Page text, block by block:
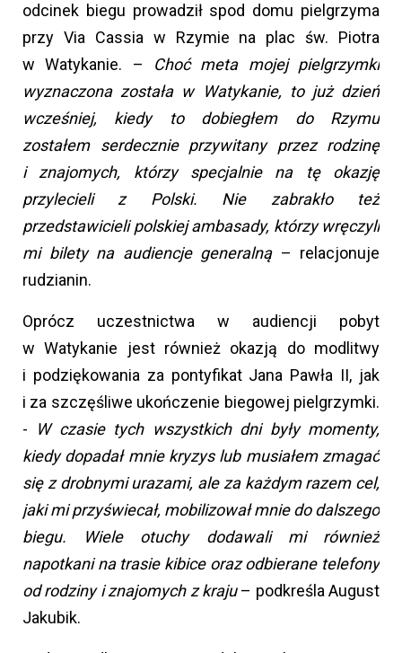
odcinek biegu prowadził spod domu pielgrzyma
przy Via Cassia w Rzymie na plac św. Piotra
w Watykanie. – Choć meta mojej pielgrzymki
wyznaczona została w Watykanie, to już dzień
wcześniej, kiedy to dobiegłem do Rzymu
zostałem serdecznie przywitany przez rodzinę
i znajomych, którzy specjalnie na tę okazję
przylecieli z Polski. Nie zabrakło też
przedstawicieli polskiej ambasady, którzy wręczyli
mi bilety na audiencje generalną– relacjonuje
rudzianin.
Oprócz uczestnictwa w audiencji pobyt
w Watykanie jest również okazją do modlitwy
i podziękowania za pontyfikat Jana Pawła II, jak
i za szczęśliwe ukończenie biegowej pielgrzymki.
-
W czasie tych wszystkich dni były momenty,
kiedy dopadał mnie kryzys lub musiałem zmagać
się z drobnymi urazami, ale za każdym razem cel,
jaki mi przyświecał, mobilizował mnie do dalszego
biegu. Wiele otuchy dodawali mi również
napotkani na trasie kibice oraz odbierane telefony
od rodziny i znajomych z kraju– podkreśla August
Jakubik.